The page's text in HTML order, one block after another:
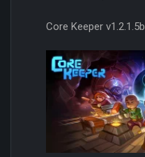
Core Keeper v1.2.1.5b